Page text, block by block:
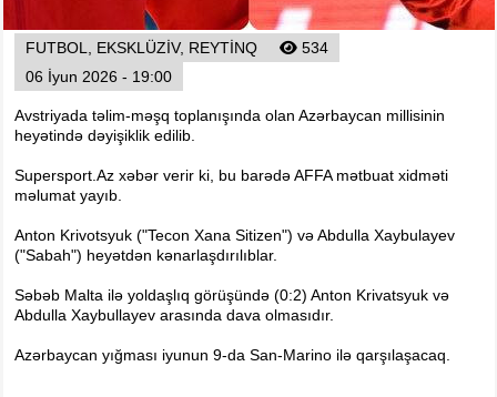
Döyüş
Taekvondo
Kikboks
Tayboks
Karate
Seçilmişlər
Video
Foto
FUTBOL, EKSKLÜZIV, REYTINQ
534
06 İyun 2026 - 19:00
Avstriyada təlim-məşq toplanışında olan Azərbaycan millisinin
heyətində dəyişiklik edilib.
Supersport.Az xəbər verir ki, bu barədə AFFA mətbuat xidməti
məlumat yayıb.
Anton Krivotsyuk ("Tecon Xana Sitizen") və Abdulla Xaybulayev
("Sabah") heyətdən kənarlaşdırılıblar.
Səbəb Malta ilə yoldaşlıq görüşündə (0:2) Anton Krivatsyuk və
Abdulla Xaybullayev arasında dava olmasıdır.
Azərbaycan yığması iyunun 9-da San-Marino ilə qarşılaşacaq.